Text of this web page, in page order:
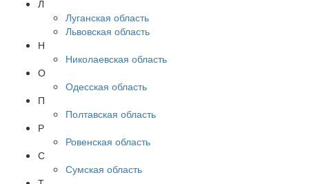
Л
Луганская область
Львовская область
Н
Николаевская область
О
Одесская область
П
Полтавская область
Р
Ровенская область
С
Сумская область